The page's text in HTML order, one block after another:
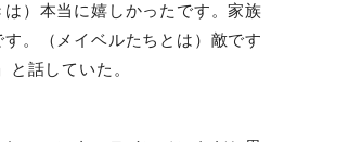
）本当に嬉しかったです。家族
。（メイベルたちとは）敵です
話していた。